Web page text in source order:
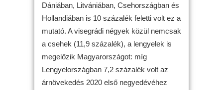
Dániában, Litvániában, Csehországban és
Hollandiában is 10 százalék feletti volt ez a
mutató. A visegrádi négyek közül nemcsak
a csehek (11,9 százalék), a lengyelek is
megelőzik Magyarországot: míg
Lengyelországban 7,2 százalék volt az
árnövekedés 2020 első negyedévéhez